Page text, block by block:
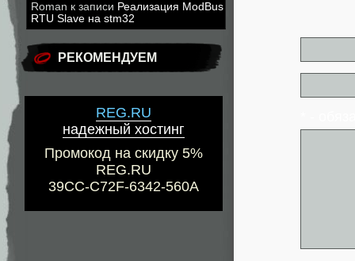
Roman к записи Реализация ModBus
RTU Slave на stm32
РЕКОМЕНДУЕМ
REG.RU
надежный хостинг
Промокод на скидку 5%
REG.RU
39CC-C72F-6342-560A